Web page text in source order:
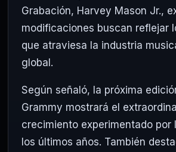
Grabación, Harvey Mason Jr.,
modificaciones buscan reflejar
que atraviesa la industria
global.
Según señaló, la próxima
Grammy mostrará el
crecimiento experimentado por
los últimos años. También